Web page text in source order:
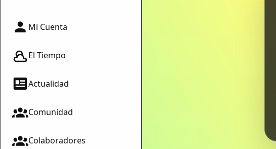
Mi Cuenta
El Tiempo
Actualidad
Comunidad
Colaboradores